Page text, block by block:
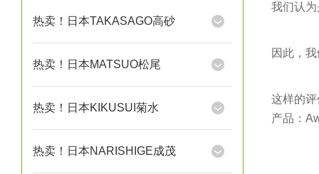
热卖！日本TAKASAGO高砂
热卖！日本MATSUO松尾
热卖！日本KIKUSUI菊水
热卖！日本NARISHIGE成茂
我们认
因此，
这样的
产品：